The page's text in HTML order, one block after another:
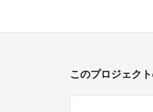
このプロジェク